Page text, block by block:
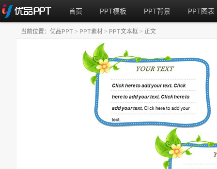
首页 PPT模板 PPT背景 PPT图表
当前位置： 优品PPT > PPT素材 > PPT文本框 > 正文